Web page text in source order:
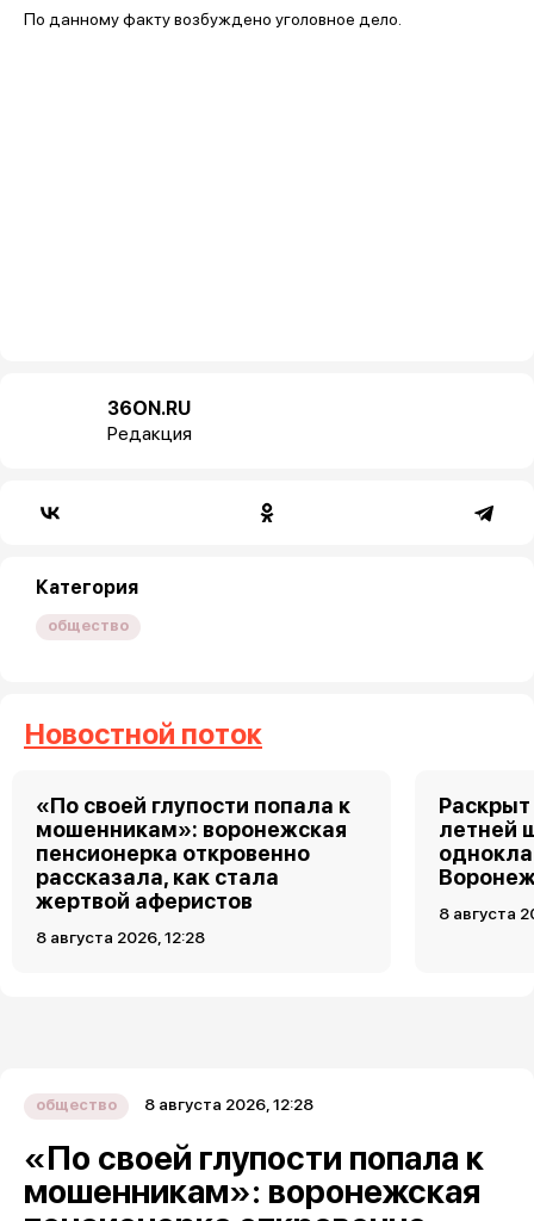
По данному факту возбуждено уголовное дело.
36ON.RU
Редакция
Категория
общество
Новостной поток
«По своей глупости попала к
мошенникам»: воронежская
пенсионерка откровенно
рассказала, как стала
жертвой аферистов
8 августа 2026, 12:28
летней
8 августа
общество 8 августа 2026, 12:28
«По своей глупости попала к
мошенникам»: воронежская